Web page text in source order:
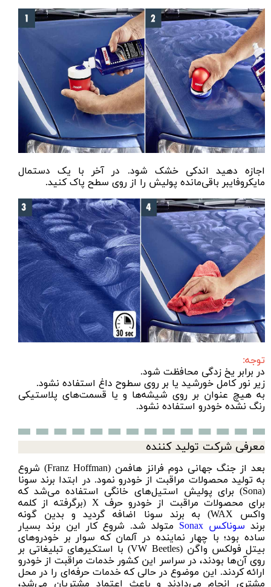
اجازه دهید اندکی خشک شود. در آخر با یک دستمال
مایکروفایبر باقی‌مانده پولیش را از روی سطح پاک کنید.
توجه:
در برابر یخ زدگی محافظت شود.
زیر نور کامل خورشید یا بر روی سطوح داغ استفاده نشود.
به هیچ عنوان بر روی شیشه‌ها و یا قسمت‌های پلاستیکی
رنگ نشده خودرو استفاده نشود.
معرفی شرکت تولید کننده
بعد از جنگ جهانی دوم فرانز هافمن (Franz Hoffman) شروع
به تولید محصولات مراقبت از خودرو نمود. در ابتدا برند سونا
(Sona) برای پولیش استیل‌های خانگی استفاده می‌شد که
برای محصولات مراقبت از خودرو حرف X (برگرفته از کلمه
واکس WAX) به برند سونا اضافه گردید و بدین گونه
برند سوناکس Sonax متولد شد. شروع کار این برند بسیار
ساده بود؛ با چهار نماینده در آلمان که سوار بر خودروهای
بیتل فولکس واگن (VW Beetles) با استکیرهای تبلیغاتی بر
روی آن‌ها بودند، در سراسر این کشور خدمات مراقبت از خودرو
ارائه کردند. این موضوع در حالی که خدمات حرفه‌ای را در محل
مشتری انجام می‌دادند و باعث اعتماد مشتریان می‌شد،